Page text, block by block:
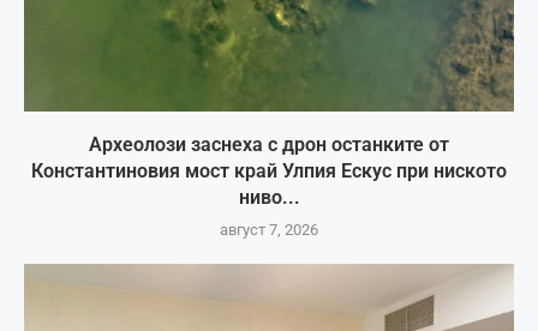
Археолози заснеха с дрон останките от
Константиновия мост край Улпия Ескус при ниското
ниво...
август 7, 2026